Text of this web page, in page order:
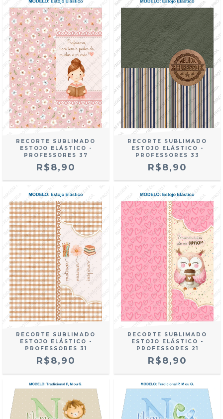
RECORTE SUBLIMADO
ESTOJO ELÁSTICO -
PROFESSORES 37
R$8,90
RECORTE SUBLIMADO
ESTOJO ELÁSTICO -
PROFESSORES 33
R$8,90
RECORTE SUBLIMADO
ESTOJO ELÁSTICO -
PROFESSORES 31
R$8,90
RECORTE SUBLIMADO
ESTOJO ELÁSTICO -
PROFESSORES 21
R$8,90